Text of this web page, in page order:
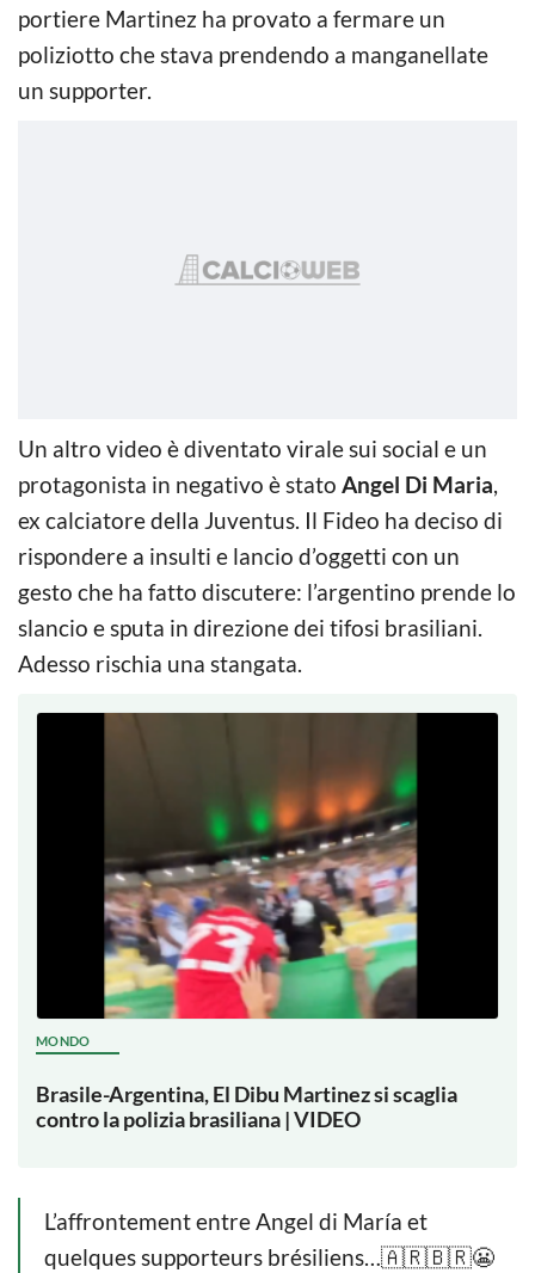
portiere Martinez ha provato a fermare un
poliziotto che stava prendendo a manganellate
un supporter.
Un altro video è diventato virale sui social e un
protagonista in negativo è stato Angel Di Maria,
ex calciatore della Juventus. Il Fideo ha deciso di
rispondere a insulti e lancio d’oggetti con un
gesto che ha fatto discutere: l’argentino prende lo
slancio e sputa in direzione dei tifosi brasiliani.
Adesso rischia una stangata.
MONDO
Brasile-Argentina, El Dibu Martinez si scaglia
contro la polizia brasiliana | VIDEO
L’affrontement entre Angel di María et
quelques supporteurs brésiliens…🇦🇷🇧🇷😬